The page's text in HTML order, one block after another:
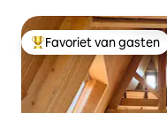
Topfavoriet van gasten
Favoriet van gasten